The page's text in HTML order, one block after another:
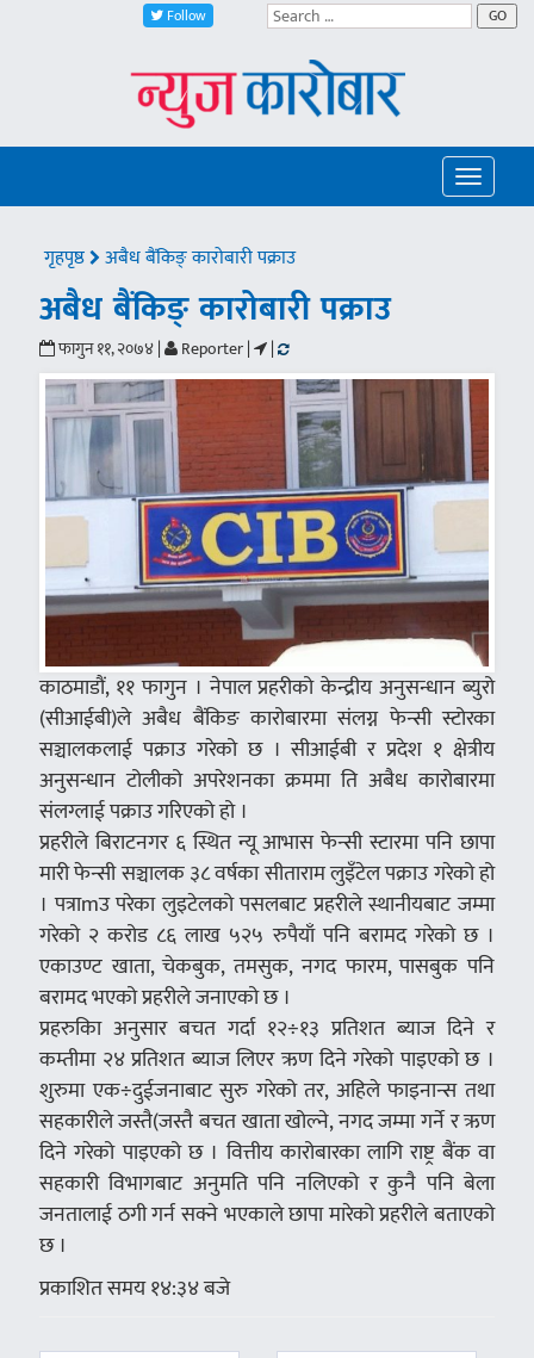
Follow GO
Toggle
गृहपृष्ठ अबैध बैंकिङ् कारोबारी पक्राउ
अबैध बैंकिङ् कारोबारी पक्राउ
फागुन ११, २०७४ | Reporter | |
काठमाडौं, ११ फागुन । नेपाल प्रहरीको केन्द्रीय अनुसन्धान ब्युरो
(सीआईबी)ले अबैध बैंकिङ कारोबारमा संलग्न फेन्सी स्टोरका
सञ्चालकलाई पक्राउ गरेको छ । सीआईबी र प्रदेश १ क्षेत्रीय
अनुसन्धान टोलीको अपरेशनका क्रममा ति अबैध कारोबारमा
संलग्लाई पक्राउ गरिएको हो ।
प्रहरीले बिराटनगर ६ स्थित न्यू आभास फेन्सी स्टारमा पनि छापा
मारी फेन्सी सञ्चालक ३८ वर्षका सीताराम लुइँटेल पक्राउ गरेको हो
। पत्राmउ परेका लुइटेलको पसलबाट प्रहरीले स्थानीयबाट जम्मा
गरेको २ करोड ८६ लाख ५२५ रुपैयाँ पनि बरामद गरेको छ ।
एकाउण्ट खाता, चेकबुक, तमसुक, नगद फारम, पासबुक पनि
बरामद भएको प्रहरीले जनाएको छ ।
प्रहरुकिा अनुसार बचत गर्दा १२÷१३ प्रतिशत ब्याज दिने र
कम्तीमा २४ प्रतिशत ब्याज लिएर ऋण दिने गरेको पाइएको छ ।
शुरुमा एक÷दुईजनाबाट सुरु गरेको तर, अहिले फाइनान्स तथा
सहकारीले जस्तै(जस्तै बचत खाता खोल्ने, नगद जम्मा गर्ने र ऋण
दिने गरेको पाइएको छ । वित्तीय कारोबारका लागि राष्ट्र बैंक वा
सहकारी विभागबाट अनुमति पनि नलिएको र कुनै पनि बेला
जनतालाई ठगी गर्न सक्ने भएकाले छापा मारेको प्रहरीले बताएको
छ ।
प्रकाशित समय १४:३४ बजे